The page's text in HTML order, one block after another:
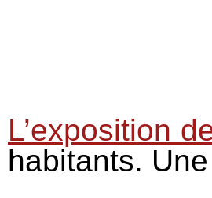
L’exposition
habitants.